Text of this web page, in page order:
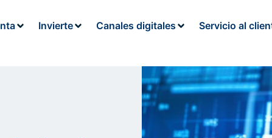
Invierte Canales digitales Servicio al